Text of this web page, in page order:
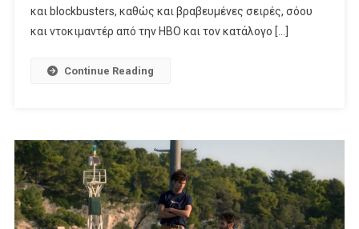
Warner
Και
και blockbusters, καθώς και βραβευμένες σειρές, σόου
και ντοκιμαντέρ από την HBO και τον κατάλογο […]
Continue Reading